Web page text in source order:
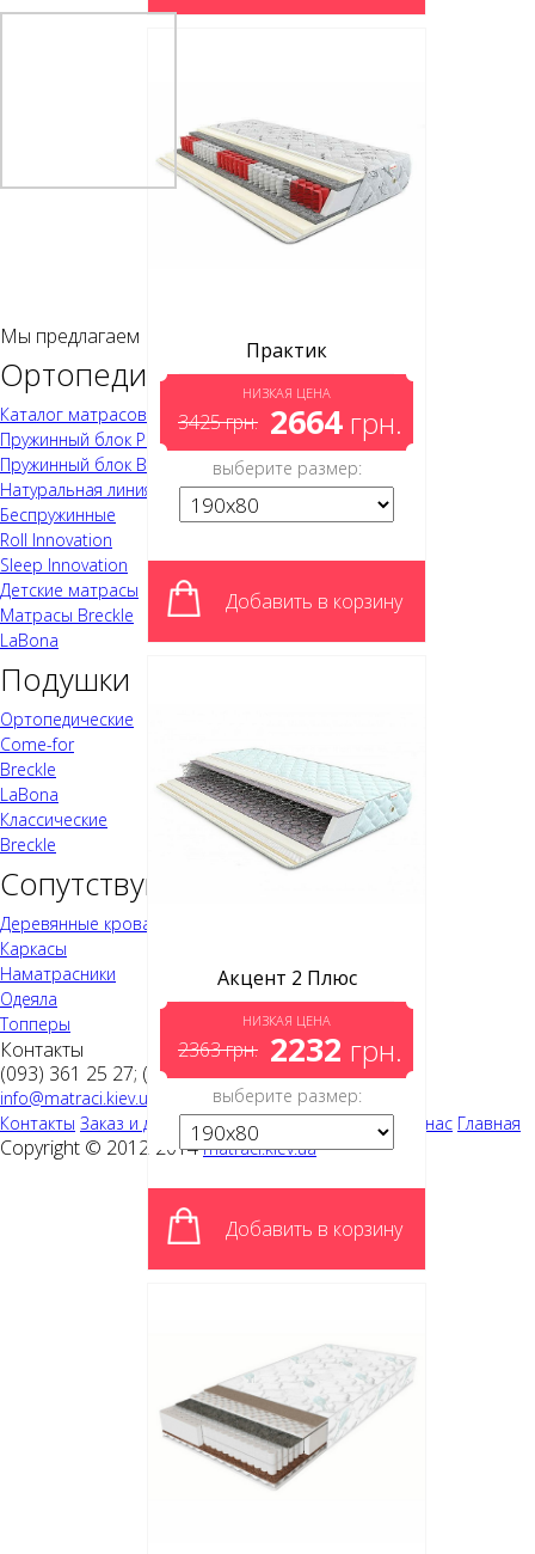
Практик
НИЗКАЯ ЦЕНА
3425грн. 2664 грн.
выберите размер:
Добавить в корзину
Акцент 2 Плюс
НИЗКАЯ ЦЕНА
2363грн. 2232 грн.
выберите размер:
Добавить в корзину
Мы предлагаем
Ортопедические матрасы
Каталог матрасов
Пружинный блок Pocket
Пружинный блок Bonnel
Натуральная линия
Беспружинные
Roll Innovation
Sleep Innovation
Детские матрасы
Матрасы Breckle
LaBona
Подушки
Ортопедические
Come-for
Breckle
LaBona
Классические
Breckle
Сопутствующая продукция
Деревянные кровати
Каркасы
Наматрасники
Одеяла
Топперы
Контакты
(093) 361 25 27; (044)351 19 61
info@matraci.kiev.ua
Контакты Заказ и доставка Полезная информация О нас Главная
Copyright © 2012-2014matraci.kiev.ua